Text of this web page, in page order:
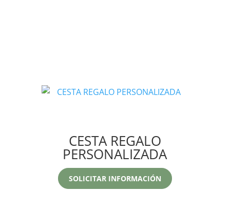
CESTA REGALO
PERSONALIZADA
SOLICITAR INFORMACIÓN